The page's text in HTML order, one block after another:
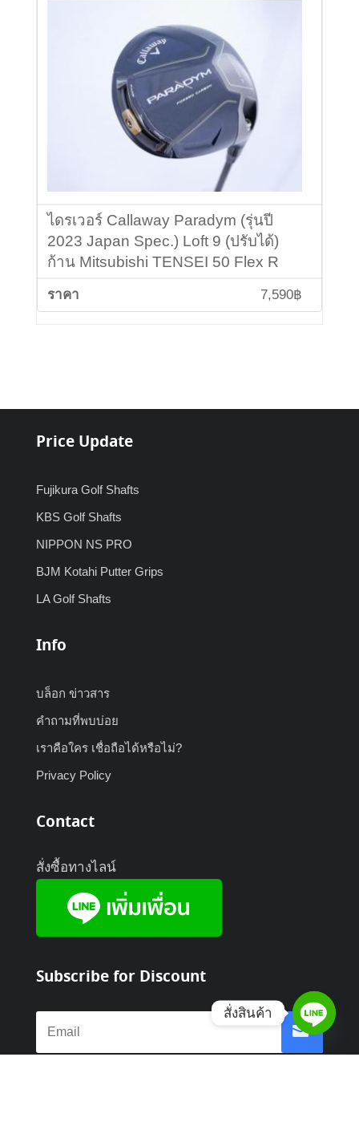
ไดรเวอร์ Callaway Paradym (รุ่นปี
2023 Japan Spec.) Loft 9 (ปรับได้)
ก้าน Mitsubishi TENSEI 50 Flex R
7,590฿
Price Update
Fujikura Golf Shafts
KBS Golf Shafts
NIPPON NS PRO
BJM Kotahi Putter Grips
LA Golf Shafts
Info
บล็อก ข่าวสาร
คำถามที่พบบ่อย
เราคือใคร เชื่อถือได้หรือไม่?
Privacy Policy
Contact
สั่งซื้อทางไลน์
Subscribe for Discount
สั่งสินค้า